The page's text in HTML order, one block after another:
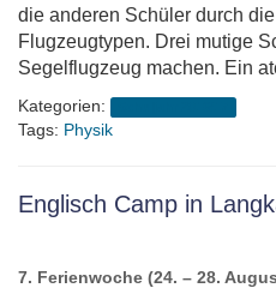
die anderen Schüler durch
Flugzeugtypen. Drei mutige
Segelflugzeug machen. Ein
Kategorien:
Tags: Physik
Englisch Camp in
7. Ferienwoche (24. – 28.